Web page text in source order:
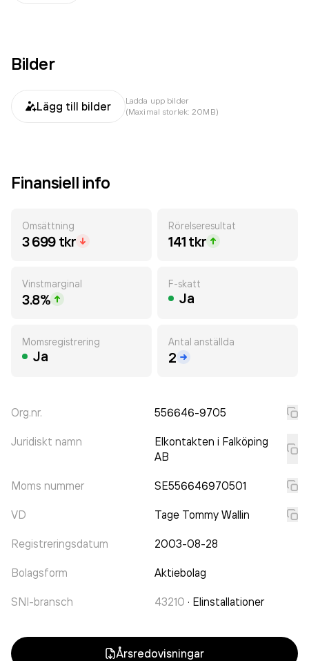
Bilder
Lägg till bilder
Ladda upp bilder
(Maximal storlek: 20MB)
Finansiell info
Omsättning
3 699 tkr
Rörelseresultat
141 tkr
Vinstmarginal
3.8%
F-skatt
Ja
Momsregistrering
Ja
Antal anställda
2
Org.nr. 556646-9705
Juridiskt namn
Elkontakten i Falköping
AB
Moms nummer SE556646970501
VD Tage Tommy Wallin
Registreringsdatum 2003-08-28
Bolagsform Aktiebolag
SNI-bransch 43210 · Elinstallationer
Årsredovisningar